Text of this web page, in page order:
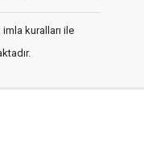
kuralları ile